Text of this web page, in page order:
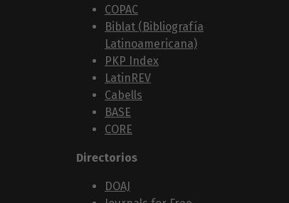
COPAC
Biblat (Bibliografía
Latinoamericana)
PKP Index
LatinREV
Cabells
BASE
CORE
Directorios
DOAJ